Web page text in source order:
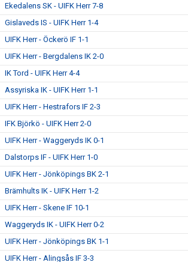
Ekedalens SK - UIFK Herr 7-8
Gislaveds IS - UIFK Herr 1-4
UIFK Herr - Öckerö IF 1-1
UIFK Herr - Bergdalens IK 2-0
IK Tord - UIFK Herr 4-4
Assyriska IK - UIFK Herr 1-1
UIFK Herr - Hestrafors IF 2-3
IFK Björkö - UIFK Herr 2-0
UIFK Herr - Waggeryds IK 0-1
Dalstorps IF - UIFK Herr 1-0
UIFK Herr - Jönköpings BK 2-1
Brämhults IK - UIFK Herr 1-2
UIFK Herr - Skene IF 10-1
Waggeryds IK - UIFK Herr 0-2
UIFK Herr - Jönköpings BK 1-1
UIFK Herr - Alingsås IF 3-3